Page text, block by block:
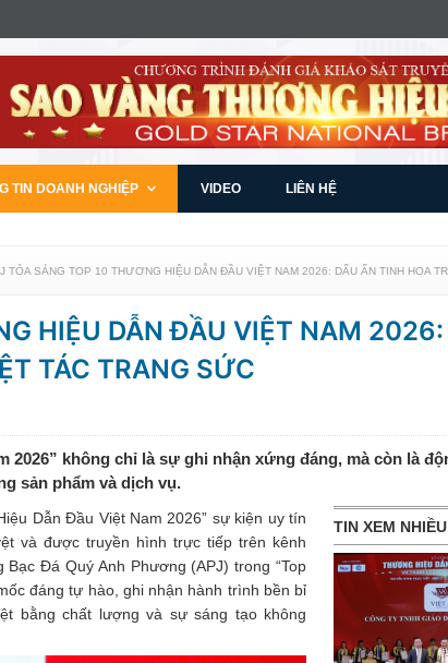
TIN DOANH NGHIỆP VIDEO LIÊN HỆ
TỎA SÁNG TOP 10 THƯƠNG HIỆU DẪN ĐẦU VIỆT NAM 2026: DẤU ẤN TINH HOA
HIỆU DẪN ĐẦU VIỆT NAM 2026:
TÁC TRANG SỨC
2026” không chỉ là sự ghi nhận xứng đáng, mà còn là
sản phẩm và dịch vụ.
Dẫn Đầu Việt Nam 2026” sự kiện uy tín
và được truyền hình trực tiếp trên kênh
Đá Quý Anh Phương (APJ) trong “Top
đáng tự hào, ghi nhận hành trình bền bỉ
bằng chất lượng và sự sáng tạo không
TIN XEM NHIỀU